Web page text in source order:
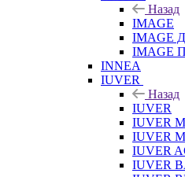
Назад
IMAGE
IMAGE
IMAGE
INNEA
IUVER
Назад
IUVER
IUVER
IUVER
IUVER
IUVER